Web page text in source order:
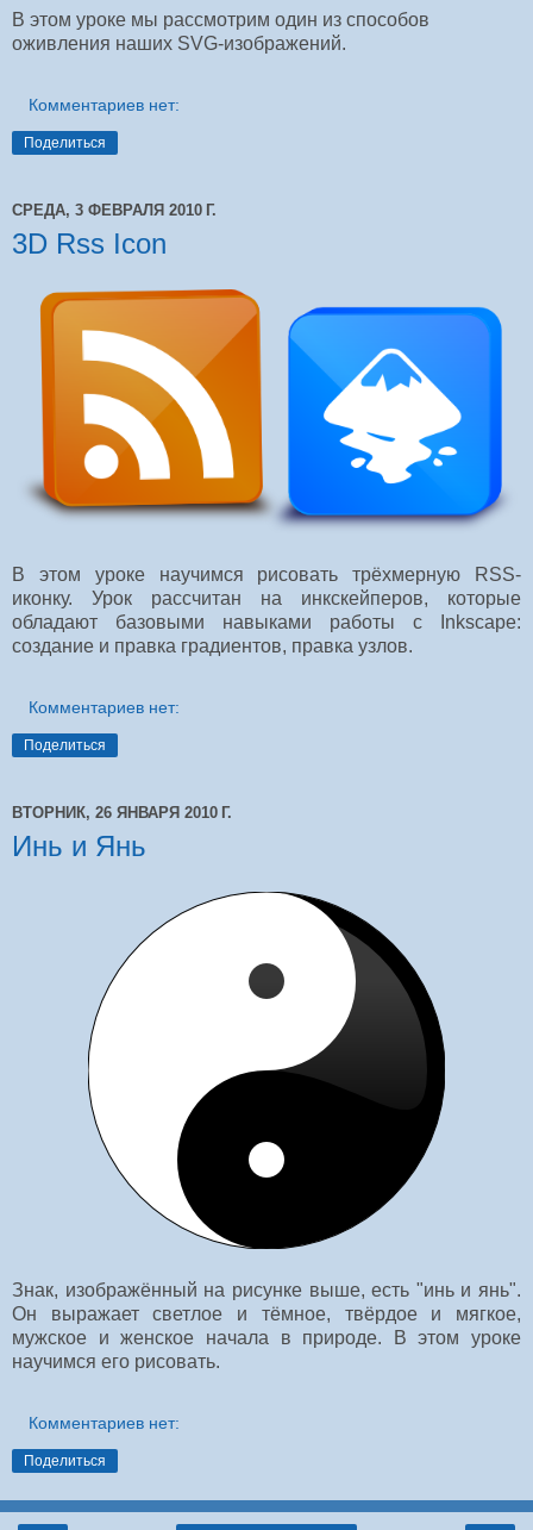
В этом уроке мы рассмотрим один из способов
оживления наших SVG-изображений.
Комментариев нет:
Поделиться
СРЕДА, 3 ФЕВРАЛЯ 2010 Г.
3D Rss Icon
В этом уроке научимся рисовать трёхмерную RSS-
иконку. Урок рассчитан на инкскейперов, которые
обладают базовыми навыками работы с Inkscape:
создание и правка градиентов, правка узлов.
Комментариев нет:
Поделиться
ВТОРНИК, 26 ЯНВАРЯ 2010 Г.
Инь и Янь
Знак, изображённый на рисунке выше, есть "инь и янь".
Он выражает светлое и тёмное, твёрдое и мягкое,
мужское и женское начала в природе. В этом уроке
научимся его рисовать.
Комментариев нет:
Поделиться